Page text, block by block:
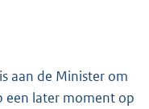
aan de Minister om
een later moment op